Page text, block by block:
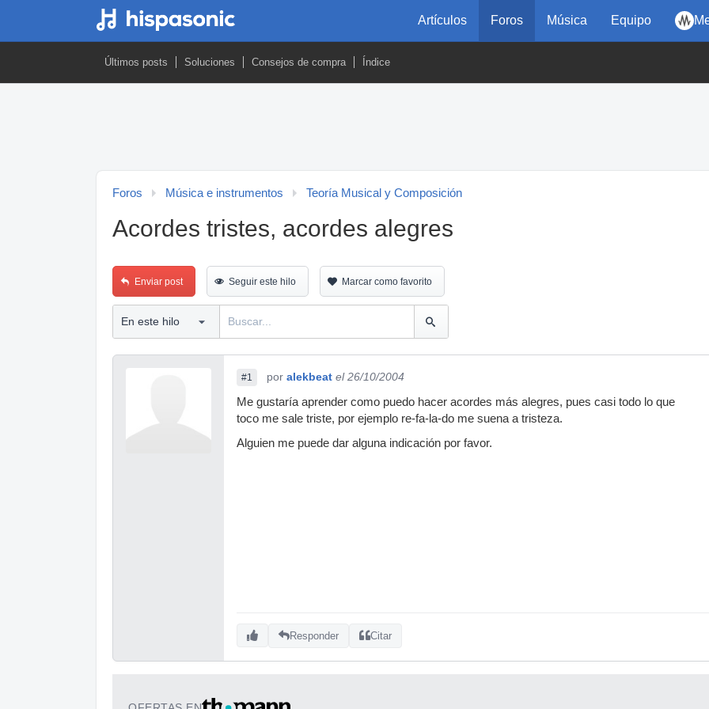
Artículos Foros Música Equipo
Últimos posts Soluciones Consejos de compra Índice
Foros Música e instrumentos Teoría Musical y Composición
Acordes tristes, acordes alegres
Enviar post Seguir este hilo Marcar como favorito
#1 por alekbeat el 26/10/2004
Me gustaría aprender como puedo hacer acordes más alegres, pues casi todo lo que
toco me sale triste, por ejemplo re-fa-la-do me suena a tristeza.
Alguien me puede dar alguna indicación por favor.
Responder Citar